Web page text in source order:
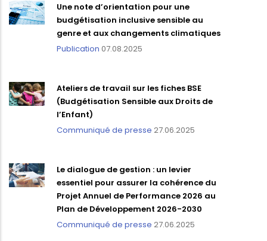
Une note d’orientation pour une
budgétisation inclusive sensible au
genre et aux changements climatiques
Publication 07.08.2025
Ateliers de travail sur les fiches BSE
(Budgétisation Sensible aux Droits de
l’Enfant)
Communiqué de presse 27.06.2025
Le dialogue de gestion : un levier
essentiel pour assurer la cohérence du
Projet Annuel de Performance 2026 au
Plan de Développement 2026-2030
Communiqué de presse 27.06.2025